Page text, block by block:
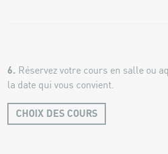
6. Réservez votre cours en salle ou
la date qui vous convient.
CHOIX DES COURS